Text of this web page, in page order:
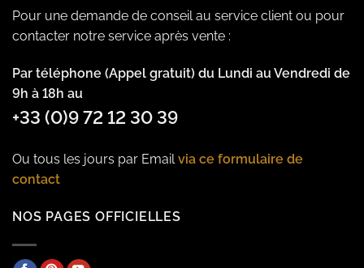
Pour une demande de conseil au service client ou pour
contacter notre service après vente :
Par téléphone (Appel gratuit) du Lundi au Vendredi de
9h à 18h au
+33 (0)9 72 12 30 39
Ou tous les jours par Emailvia ce formulaire de
contact
NOS PAGES OFFICIELLES